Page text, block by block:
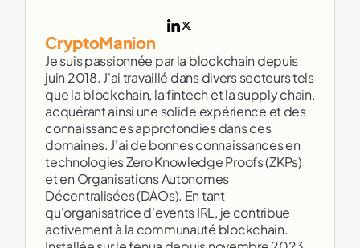
CryptoManion
Je suis passionnée par la blockchain depuis
juin 2018. J'ai travaillé dans divers secteurs tels
que la blockchain, la fintech et la supply chain,
acquérant ainsi une solide expérience et des
connaissances approfondies dans ces
domaines. J'ai de bonnes connaissances en
technologies Zero Knowledge Proofs (ZKPs)
et en Organisations Autonomes
Décentralisées (DAOs). En tant
qu'organisatrice d'events IRL, je contribue
activement à la communauté blockchain.